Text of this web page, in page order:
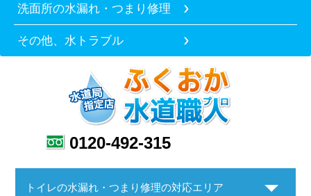
洗面所の水漏れ・つまり修理
その他、水トラブル
0120-492-315
トイレの水漏れ・つまり修理の対応エリア